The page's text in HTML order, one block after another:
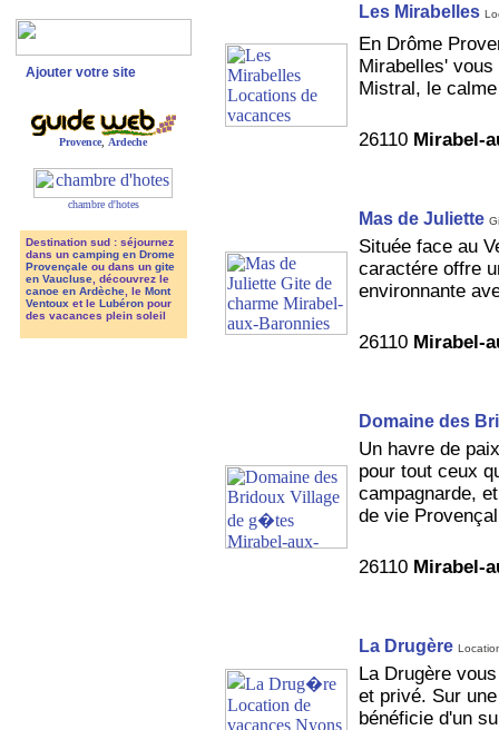
Ajouter votre site
Provence Ardeche
chambre d'hotes
Destination sud : séjournez
dans un camping en Drome
Provençaleou dans un gite
en Vaucluse, découvrez le
canoe en Ardèche, le Mont
Ventoux et le Lubéronpour
des vacances plein soleil
Les Mirabelles
En Drôme
Mirabelles'
Mistral, le
26110 Mirabel-
Mas de Juliette
Située face au
caractére offre
environnante
26110 Mirabel-
Domaine des
Un havre de
pour tout ceux
campagnarde,
de vie
26110 Mirabel-
La Drugère
La Drugère
et privé. Sur
bénéficie d'un